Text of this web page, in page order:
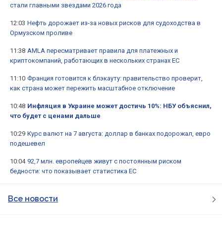
стали главными звездами 2026 года
12:03 Нефть дорожает из-за новых рисков для судоходства в
Ормузском проливе
11:38 AMLA пересматривает правила для платежных и
криптокомпаний, работающих в нескольких странах ЕС
11:10 Франция готовится к блэкауту: правительство проверит,
как страна может пережить масштабное отключение
10:48 Инфляция в Украине может достичь 10%: НБУ объяснил,
что будет с ценами дальше
10:29 Курс валют на 7 августа: доллар в банках подорожал, евро
подешевел
10:04 92,7 млн. европейцев живут с постоянным риском
бедности: что показывает статистика ЕС
Все новости